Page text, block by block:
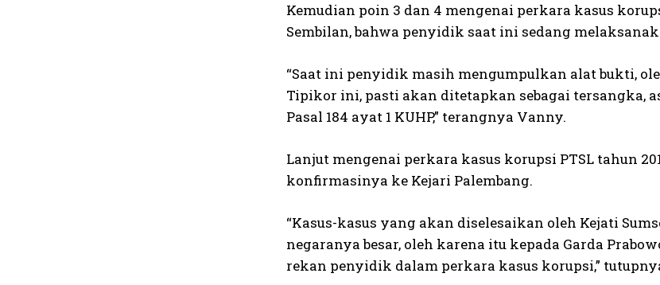
Kemudian poin 3 dan 4 mengenai perkara kasus
Sembilan, bahwa penyidik saat ini sedang
“Saat ini penyidik masih mengumpulkan alat bukti,
Tipikor ini, pasti akan ditetapkan sebagai tersangka,
Pasal 184 ayat 1 KUHP,” terangnya Vanny.
Lanjut mengenai perkara kasus korupsi PTSL tahun
konfirmasinya ke Kejari Palembang.
“Kasus-kasus yang akan diselesaikan oleh Kejati
negaranya besar, oleh karena itu kepada Garda
rekan penyidik dalam perkara kasus korupsi,”